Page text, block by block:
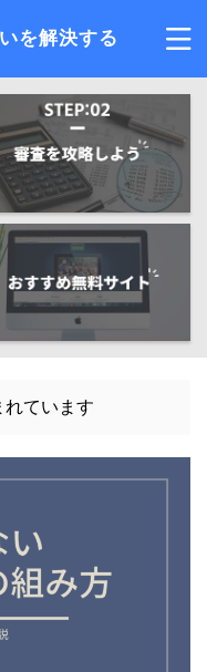
を解決する
れています